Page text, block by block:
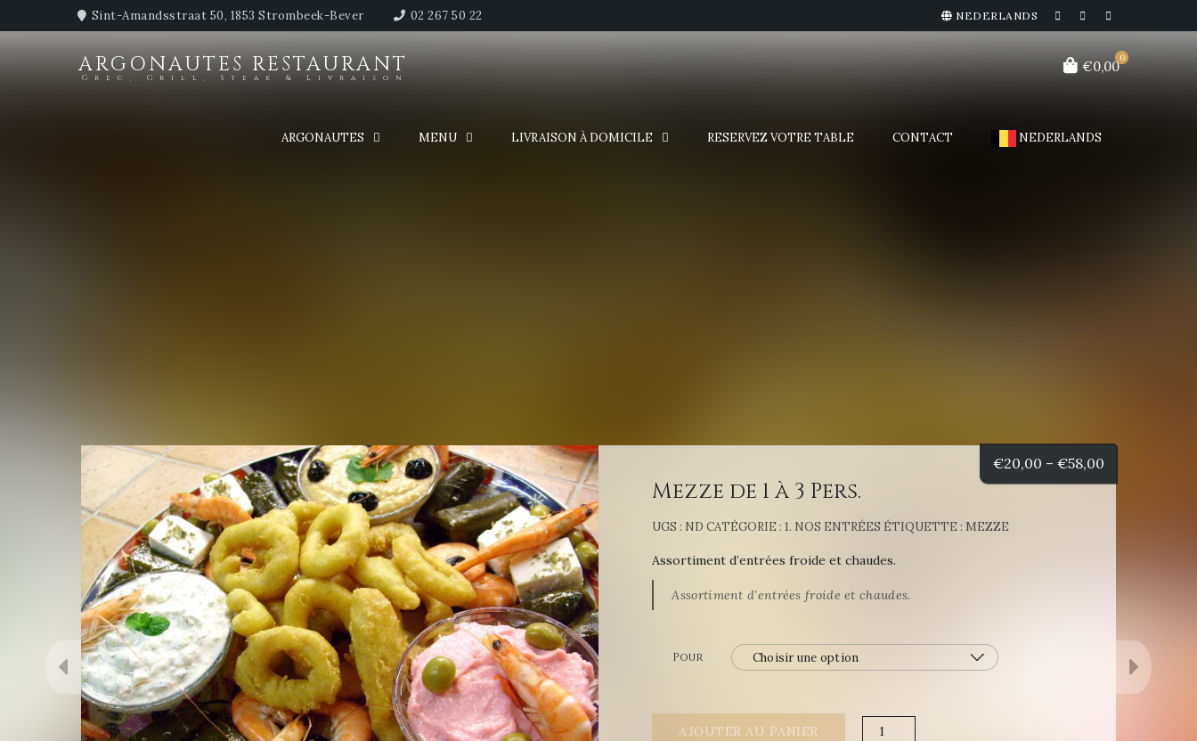
NEDERLANDS
Sint-Amandsstraat 50, 1853 Strombeek-Bever 02 267 50 22
ARGONAUTES RESTAURANT
Grec, Grill, Steak & Livraison
0
€0,00
ARGONAUTES MENU LIVRAISON À DOMICILE RESERVEZ VOTRE TABLE CONTACT NEDERLANDS
€20,00 – €58,00
Mezze de 1 à 3 Pers.
UGS : ND CATÉGORIE :1. NOS ENTRÉES ÉTIQUETTE : MEZZE
Assortiment d’entrées froide et chaudes.
Assortiment d’entrées froide et chaudes.
Pour
AJOUTER AU PANIER
quantité